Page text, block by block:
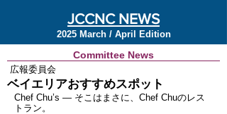
JCCNC NEWS
2025 March / April Edition
Committee News
広報委員会
ベイエリアおすすめスポット
Chef Chu’s ― そこはまさに、Chef Chuのレス
トラン。